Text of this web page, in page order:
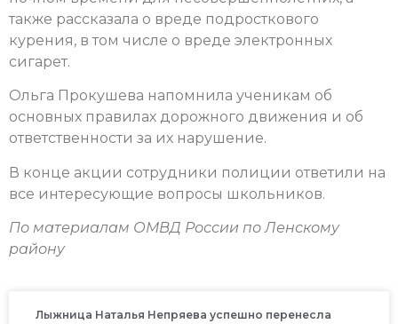
также рассказала о вреде подросткового
курения, в том числе о вреде электронных
сигарет.
Ольга Прокушева напомнила ученикам об
основных правилах дорожного движения и об
ответственности за их нарушение.
В конце акции сотрудники полиции ответили на
все интересующие вопросы школьников.
По материалам ОМВД России по Ленскому
району
Лыжница Наталья Непряева успешно перенесла